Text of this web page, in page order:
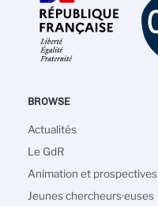
BROWSE
Navigation
principale
Actualités
Le GdR
Animation et prospectives
Jeunes chercheurs·euses